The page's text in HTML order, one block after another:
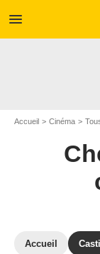
menu
Accueil Cinéma
Accueil